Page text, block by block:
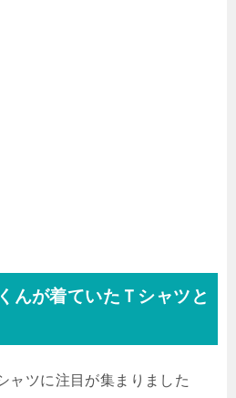
んが着ていたＴシャツと
ャツに注目が集まりました